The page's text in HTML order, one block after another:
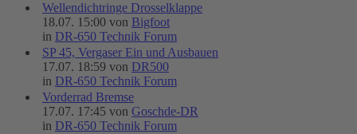
Wellendichtringe Drosselklappe
18.07. 15:00 von Bigfoot
in DR-650 Technik Forum
SP 45, Vergaser Ein und Ausbauen
17.07. 18:59 von DR500
in DR-650 Technik Forum
Vorderrad Bremse
17.07. 17:45 von Goschde-DR
in DR-650 Technik Forum